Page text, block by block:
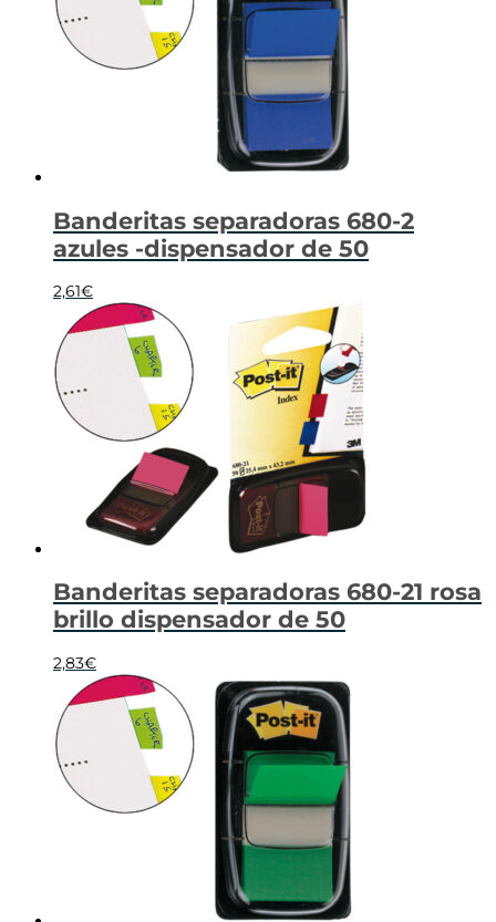
Banderitas separadoras 680-2
azules -dispensador de 50
2,61€
Banderitas separadoras 680-21 rosa
brillo dispensador de 50
2,83€